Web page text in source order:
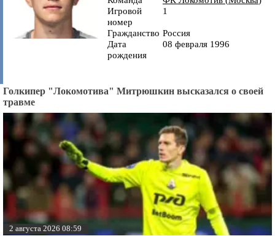
Игровой
номер
1
Гражданство Россия
Дата
рождения
08 февраля 1996
Голкипер "Локомотива" Митрюшкин высказался о своей
травме
2 августа 2026 08:59